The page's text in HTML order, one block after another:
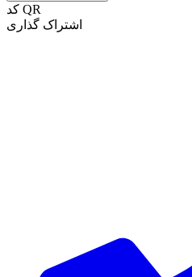
کد QR
اشتراک گذاری